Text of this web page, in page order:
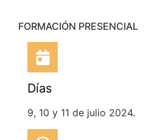
FORMACIÓN PRESENCIAL
Días
9, 10 y 11 de julio 2024.